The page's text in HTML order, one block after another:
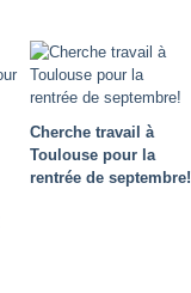
Cherche travail à
Toulouse pour la
rentrée de septembre!